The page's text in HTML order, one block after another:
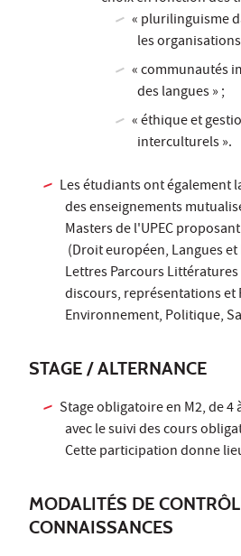
« plurilinguisme
les
« communautés
des langues » ;
« éthique et
interculturels ».
Les étudiants ont également
des enseignements
Masters de l'UPEC
(Droit européen, Langues
Lettres Parcours
discours, représentations et
Environnement, Politique,
STAGE / ALTERNANCE
Stage obligatoire en M2, de 4
avec le suivi des cours
Cette participation donne
MODALITÉS DE
CONNAISSANCES